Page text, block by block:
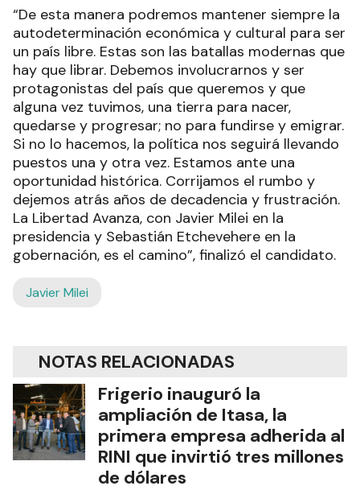
“De esta manera podremos mantener siempre la
autodeterminación económica y cultural para ser
un país libre. Estas son las batallas modernas que
hay que librar. Debemos involucrarnos y ser
protagonistas del país que queremos y que
alguna vez tuvimos, una tierra para nacer,
quedarse y progresar; no para fundirse y emigrar.
Si no lo hacemos, la política nos seguirá llevando
puestos una y otra vez. Estamos ante una
oportunidad histórica. Corrijamos el rumbo y
dejemos atrás años de decadencia y frustración.
La Libertad Avanza, con Javier Milei en la
presidencia y Sebastián Etchevehere en la
gobernación, es el camino”, finalizó el candidato.
Javier Milei
NOTAS RELACIONADAS
Frigerio inauguró la
ampliación de Itasa, la
primera empresa adherida al
RINI que invirtió tres millones
de dólares